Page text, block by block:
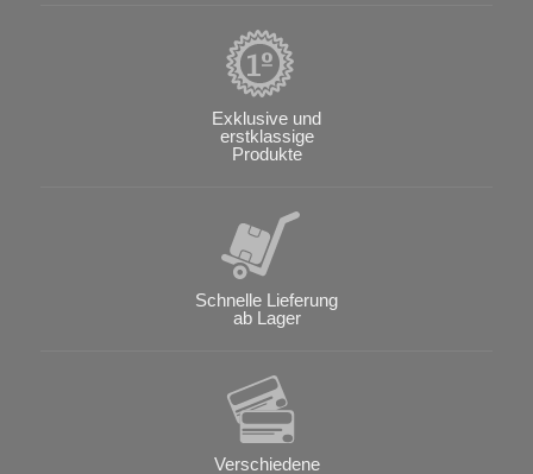
Exklusive und
erstklassige
Produkte
Schnelle Lieferung
ab Lager
Verschiedene